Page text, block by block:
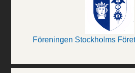
Föreningen Stockholms